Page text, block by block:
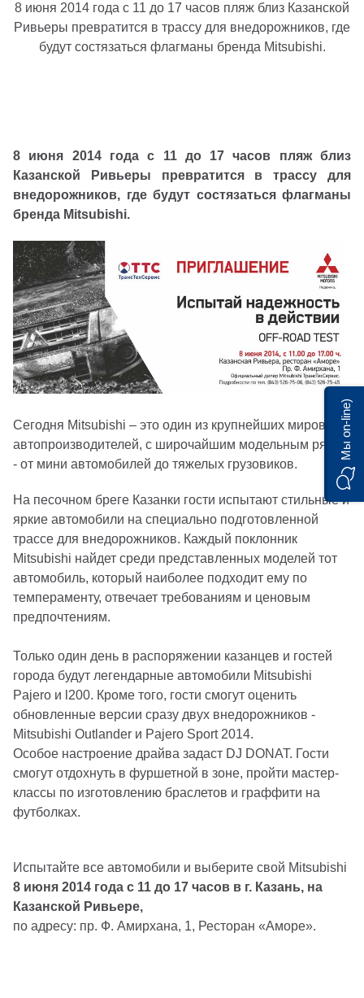
8 июня 2014 года c 11 до 17 часов пляж близ Казанской
Ривьеры превратится в трассу для внедорожников, где
будут состязаться флагманы бренда Mitsubishi.
8 июня 2014 года c 11 до 17 часов пляж близ
Казанской Ривьеры превратится в трассу для
внедорожников, где будут состязаться флагманы
бренда Mitsubishi.
Сегодня Mitsubishi – это один из крупнейших мировых
автопроизводителей, с широчайшим модельным рядом
- от мини автомобилей до тяжелых грузовиков.
На песочном бреге Казанки гости испытают стильные и
яркие автомобили на специально подготовленной
трассе для внедорожников. Каждый поклонник
Mitsubishi найдет среди представленных моделей тот
автомобиль, который наиболее подходит ему по
темпераменту, отвечает требованиям и ценовым
предпочтениям.
Только один день в распоряжении казанцев и гостей
города будут легендарные автомобили Mitsubishi
Pajero и l200. Кроме того, гости смогут оценить
обновленные версии сразу двух внедорожников -
Mitsubishi Outlander и Pajero Sport 2014.
Особое настроение драйва задаст DJ DONAT. Гости
смогут отдохнуть в фуршетной в зоне, пройти мастер-
классы по изготовлению браслетов и граффити на
футболках.
Испытайте все автомобили и выберите свой Mitsubishi
8 июня 2014 года c 11 до 17 часов в г. Казань, на
Казанской Ривьере,
по адресу: пр. Ф. Амирхана, 1, Ресторан «Аморе».
Мы on-line)